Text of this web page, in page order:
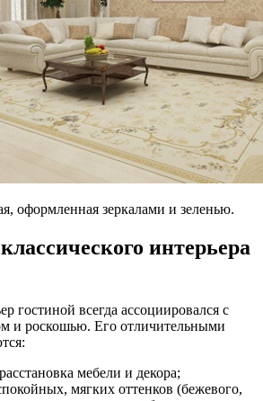
оформленная зеркалами и зеленью.
интерьера
гостиной всегда ассоциировался с
и роскошью. Его отличительными
мебели и декора;
мягких оттенков (бежевого,